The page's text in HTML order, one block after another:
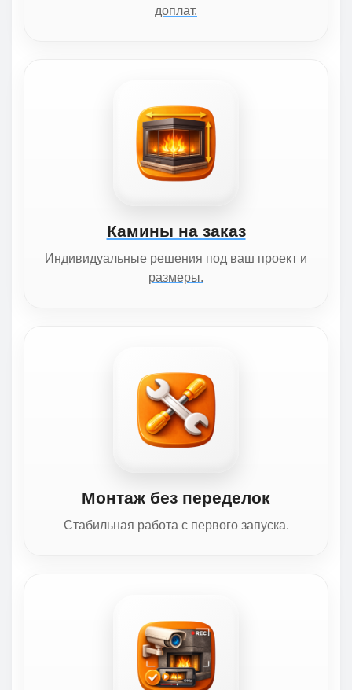
доплат.
Камины на заказ
Индивидуальные решения под ваш проект и
размеры.
Монтаж без переделок
Стабильная работа с первого запуска.